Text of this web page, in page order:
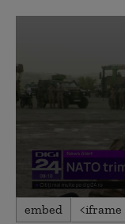
0
seconds
embed